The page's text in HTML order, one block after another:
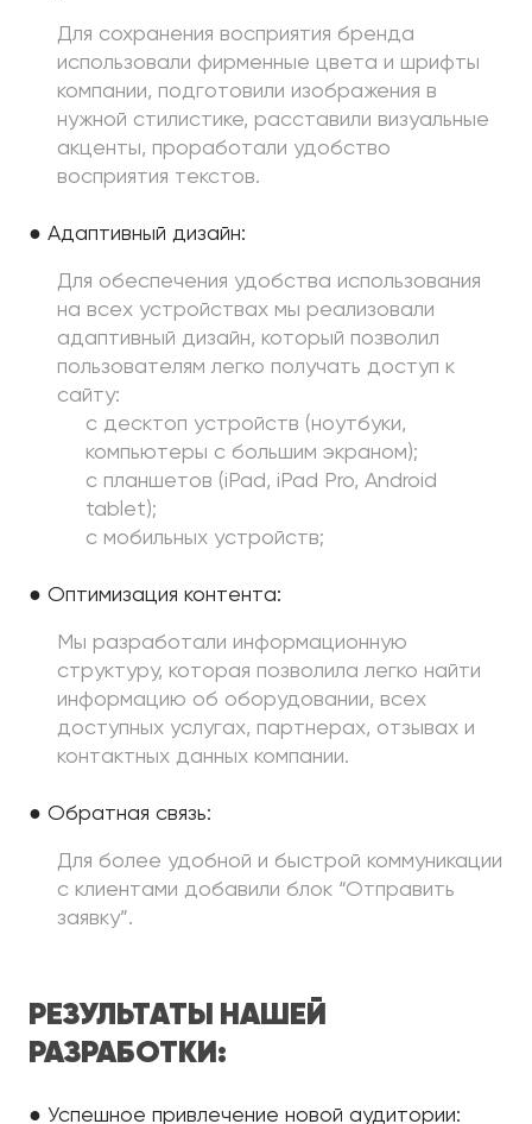
Для сохранения восприятия бренда
использовали фирменные цвета и шрифты
компании, подготовили изображения в
нужной стилистике, расставили визуальные
акценты, проработали удобство
восприятия текстов.
● Адаптивный дизайн:
Для обеспечения удобства использования
на всех устройствах мы реализовали
адаптивный дизайн, который позволил
пользователям легко получать доступ к
сайту:
с десктоп устройств (ноутбуки,
компьютеры с большим экраном);
с планшетов (iPad, iPad Pro, Android
tablet);
с мобильных устройств;
● Оптимизация контента:
Мы разработали информационную
структуру, которая позволила легко найти
информацию об оборудовании, всех
доступных услугах, партнерах, отзывах и
контактных данных компании.
● Обратная связь:
Для более удобной и быстрой коммуникации
с клиентами добавили блок “Отправить
заявку”.
РЕЗУЛЬТАТЫ НАШЕЙ
РАЗРАБОТКИ:
● Успешное привлечение новой аудитории: